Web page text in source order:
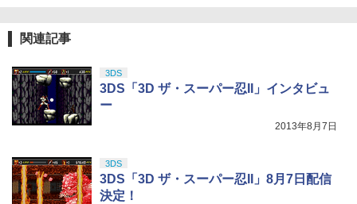
関連記事
3DS
3DS「3D ザ・スーパー忍II」インタビュ
ー
2013年8月7日
3DS
3DS「3D ザ・スーパー忍II」8月7日配信
決定！